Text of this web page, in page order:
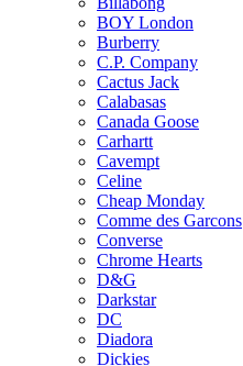
BOY London
Burberry
C.P. Company
Cactus Jack
Calabasas
Canada Goose
Carhartt
Cavempt
Celine
Cheap Monday
Comme des Garcons
Converse
Chrome Hearts
D&G
Darkstar
DC
Diadora
Dickies